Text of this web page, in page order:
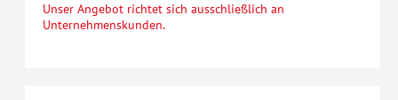
Unser Angebot richtet sich ausschließlich an
Unternehmenskunden.